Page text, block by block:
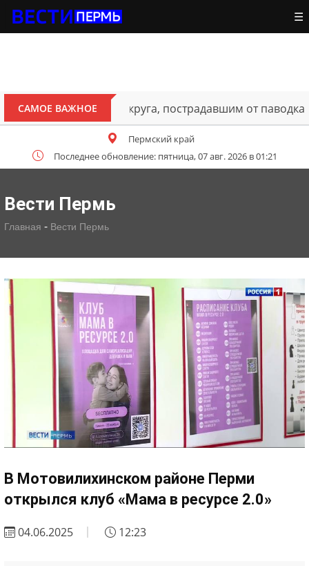
☰
САМОЕ ВАЖНОЕ
Октябрьского округа, пострадавшим от паводка
Пермский край
Последнее обновление: пятница, 07 авг. 2026 в 01:21
Вести Пермь
Главная - Вести Пермь
В Мотовилихинском районе Перми
открылся клуб «Мама в ресурсе 2.0»
04.06.2025 12:23